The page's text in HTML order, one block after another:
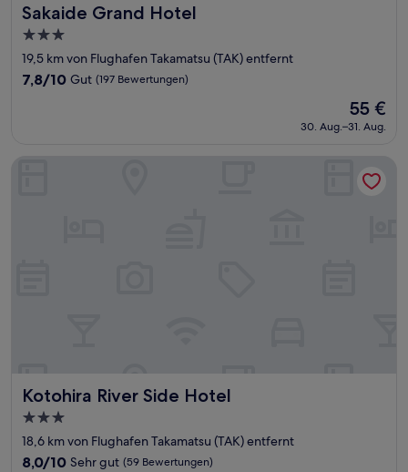
Sakaide Grand Hotel
Sakaide Grand Hotel
3.0-
Sterne-
Unterkunft
19,5 km von Flughafen Takamatsu (TAK) entfernt
7.8
Bewertungen)
7,8/10 Gut (197 Bewertungen)
Der
Preis
beträgt
55 €
30. Aug.–31. Aug.
Kotohira River Side Hotel
Kotohira River Side Hotel
3.0-
Sterne-
Unterkunft
18,6 km von Flughafen Takamatsu (TAK) entfernt
8.0
8,0/10 Sehr gut (59 Bewertungen)